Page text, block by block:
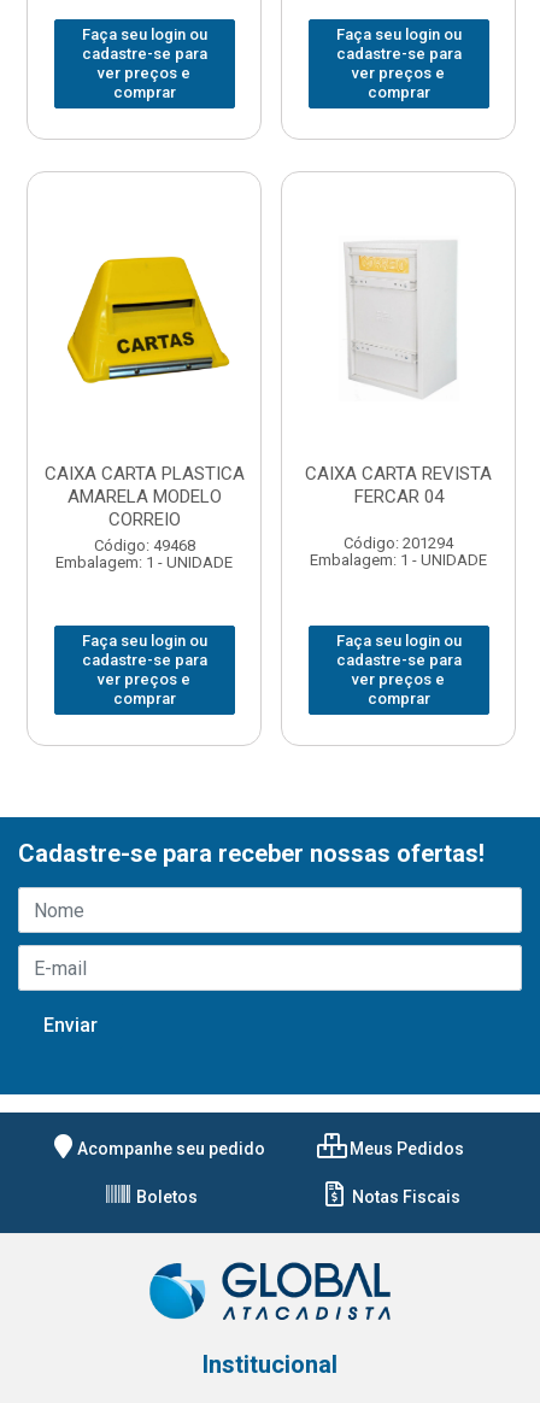
Faça seu login ou
cadastre-se para
ver preços e
comprar
Faça seu login ou
cadastre-se para
ver preços e
comprar
CAIXA CARTA PLASTICA
AMARELA MODELO
CORREIO
Código: 49468
Embalagem: 1 - UNIDADE
Faça seu login ou
cadastre-se para
ver preços e
comprar
CAIXA CARTA REVISTA
FERCAR 04
Código: 201294
Embalagem: 1 - UNIDADE
Faça seu login ou
cadastre-se para
ver preços e
comprar
Cadastre-se para receber nossas ofertas!
Acompanhe seu pedido Meus Pedidos
Boletos Notas Fiscais
Institucional